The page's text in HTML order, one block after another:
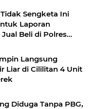
Sengketa Ini
Laporan
Beli di Polres
Liar di Cililitan 4 Unit
Diduga Tanpa PBG,